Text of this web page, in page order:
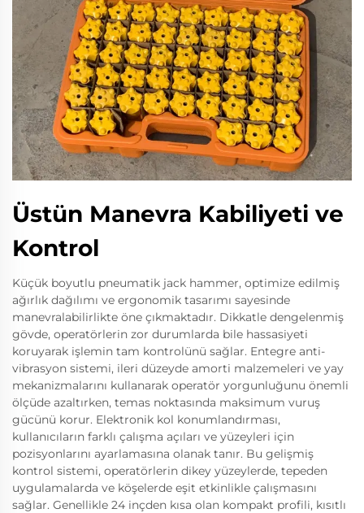
Üstün Manevra Kabiliyeti ve
Kontrol
Küçük boyutlu pneumatik jack hammer, optimize edilmiş
ağırlık dağılımı ve ergonomik tasarımı sayesinde
manevralabilirlikte öne çıkmaktadır. Dikkatle dengelenmiş
gövde, operatörlerin zor durumlarda bile hassasiyeti
koruyarak işlemin tam kontrolünü sağlar. Entegre anti-
vibrasyon sistemi, ileri düzeyde amorti malzemeleri ve yay
mekanizmalarını kullanarak operatör yorgunluğunu önemli
ölçüde azaltırken, temas noktasında maksimum vuruş
gücünü korur. Elektronik kol konumlandırması,
kullanıcıların farklı çalışma açıları ve yüzeyleri için
pozisyonlarını ayarlamasına olanak tanır. Bu gelişmiş
kontrol sistemi, operatörlerin dikey yüzeylerde, tepeden
uygulamalarda ve köşelerde eşit etkinlikle çalışmasını
sağlar. Genellikle 24 inçden kısa olan kompakt profili, kısıtlı